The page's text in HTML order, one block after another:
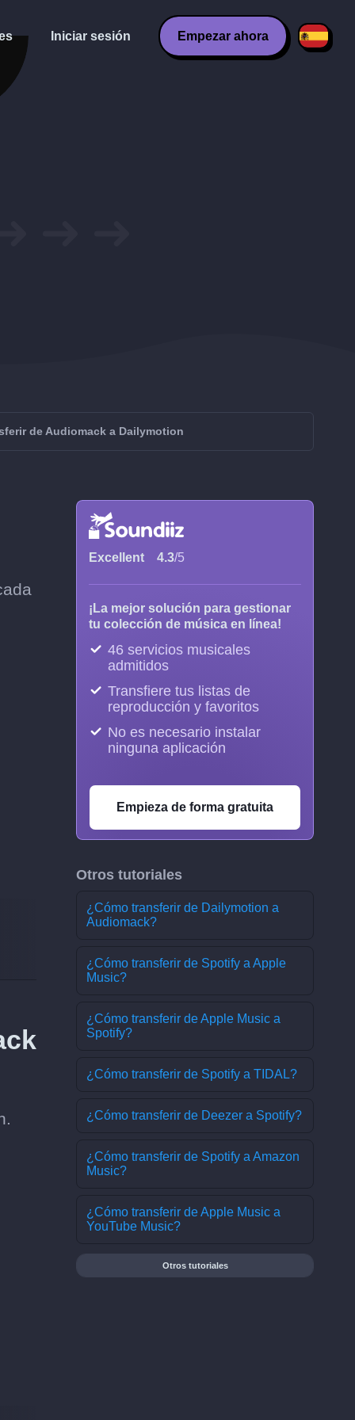
Iniciar sesión Empezar ahora
de Audiomack a Dailymotion
Excellent 4.3/5
¡La mejor solución para gestionar
tu colección de música en línea!
46 servicios musicales
admitidos
Transfiere tus listas de
reproducción y favoritos
No es necesario instalar
ninguna aplicación
Empieza de forma gratuita
Otros tutoriales
¿Cómo transferir de Dailymotion a
Audiomack?
¿Cómo transferir de Spotify a Apple
Music?
¿Cómo transferir de Apple Music a
Spotify?
¿Cómo transferir de Spotify a TIDAL?
¿Cómo transferir de Deezer a Spotify?
¿Cómo transferir de Spotify a Amazon
Music?
¿Cómo transferir de Apple Music a
YouTube Music?
Otros tutoriales